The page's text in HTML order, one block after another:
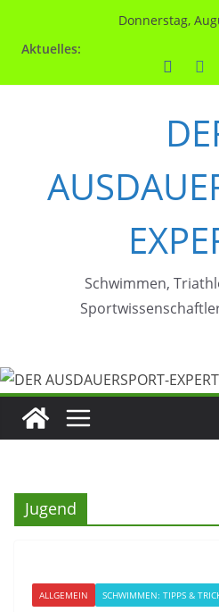
Donnerstag,
Aktuelles:
Schwimmen,
Jugend
ALLGEMEIN SCHWIMMEN: TIPPS &